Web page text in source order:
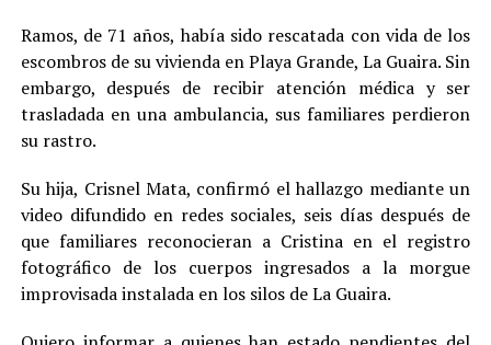
Ramos, de 71 años, había sido rescatada con vida de los
escombros de su vivienda en Playa Grande, La Guaira. Sin
embargo, después de recibir atención médica y ser
trasladada en una ambulancia, sus familiares perdieron
su rastro.
Su hija, Crisnel Mata, confirmó el hallazgo mediante un
video difundido en redes sociales, seis días después de
que familiares reconocieran a Cristina en el registro
fotográfico de los cuerpos ingresados a la morgue
improvisada instalada en los silos de La Guaira.